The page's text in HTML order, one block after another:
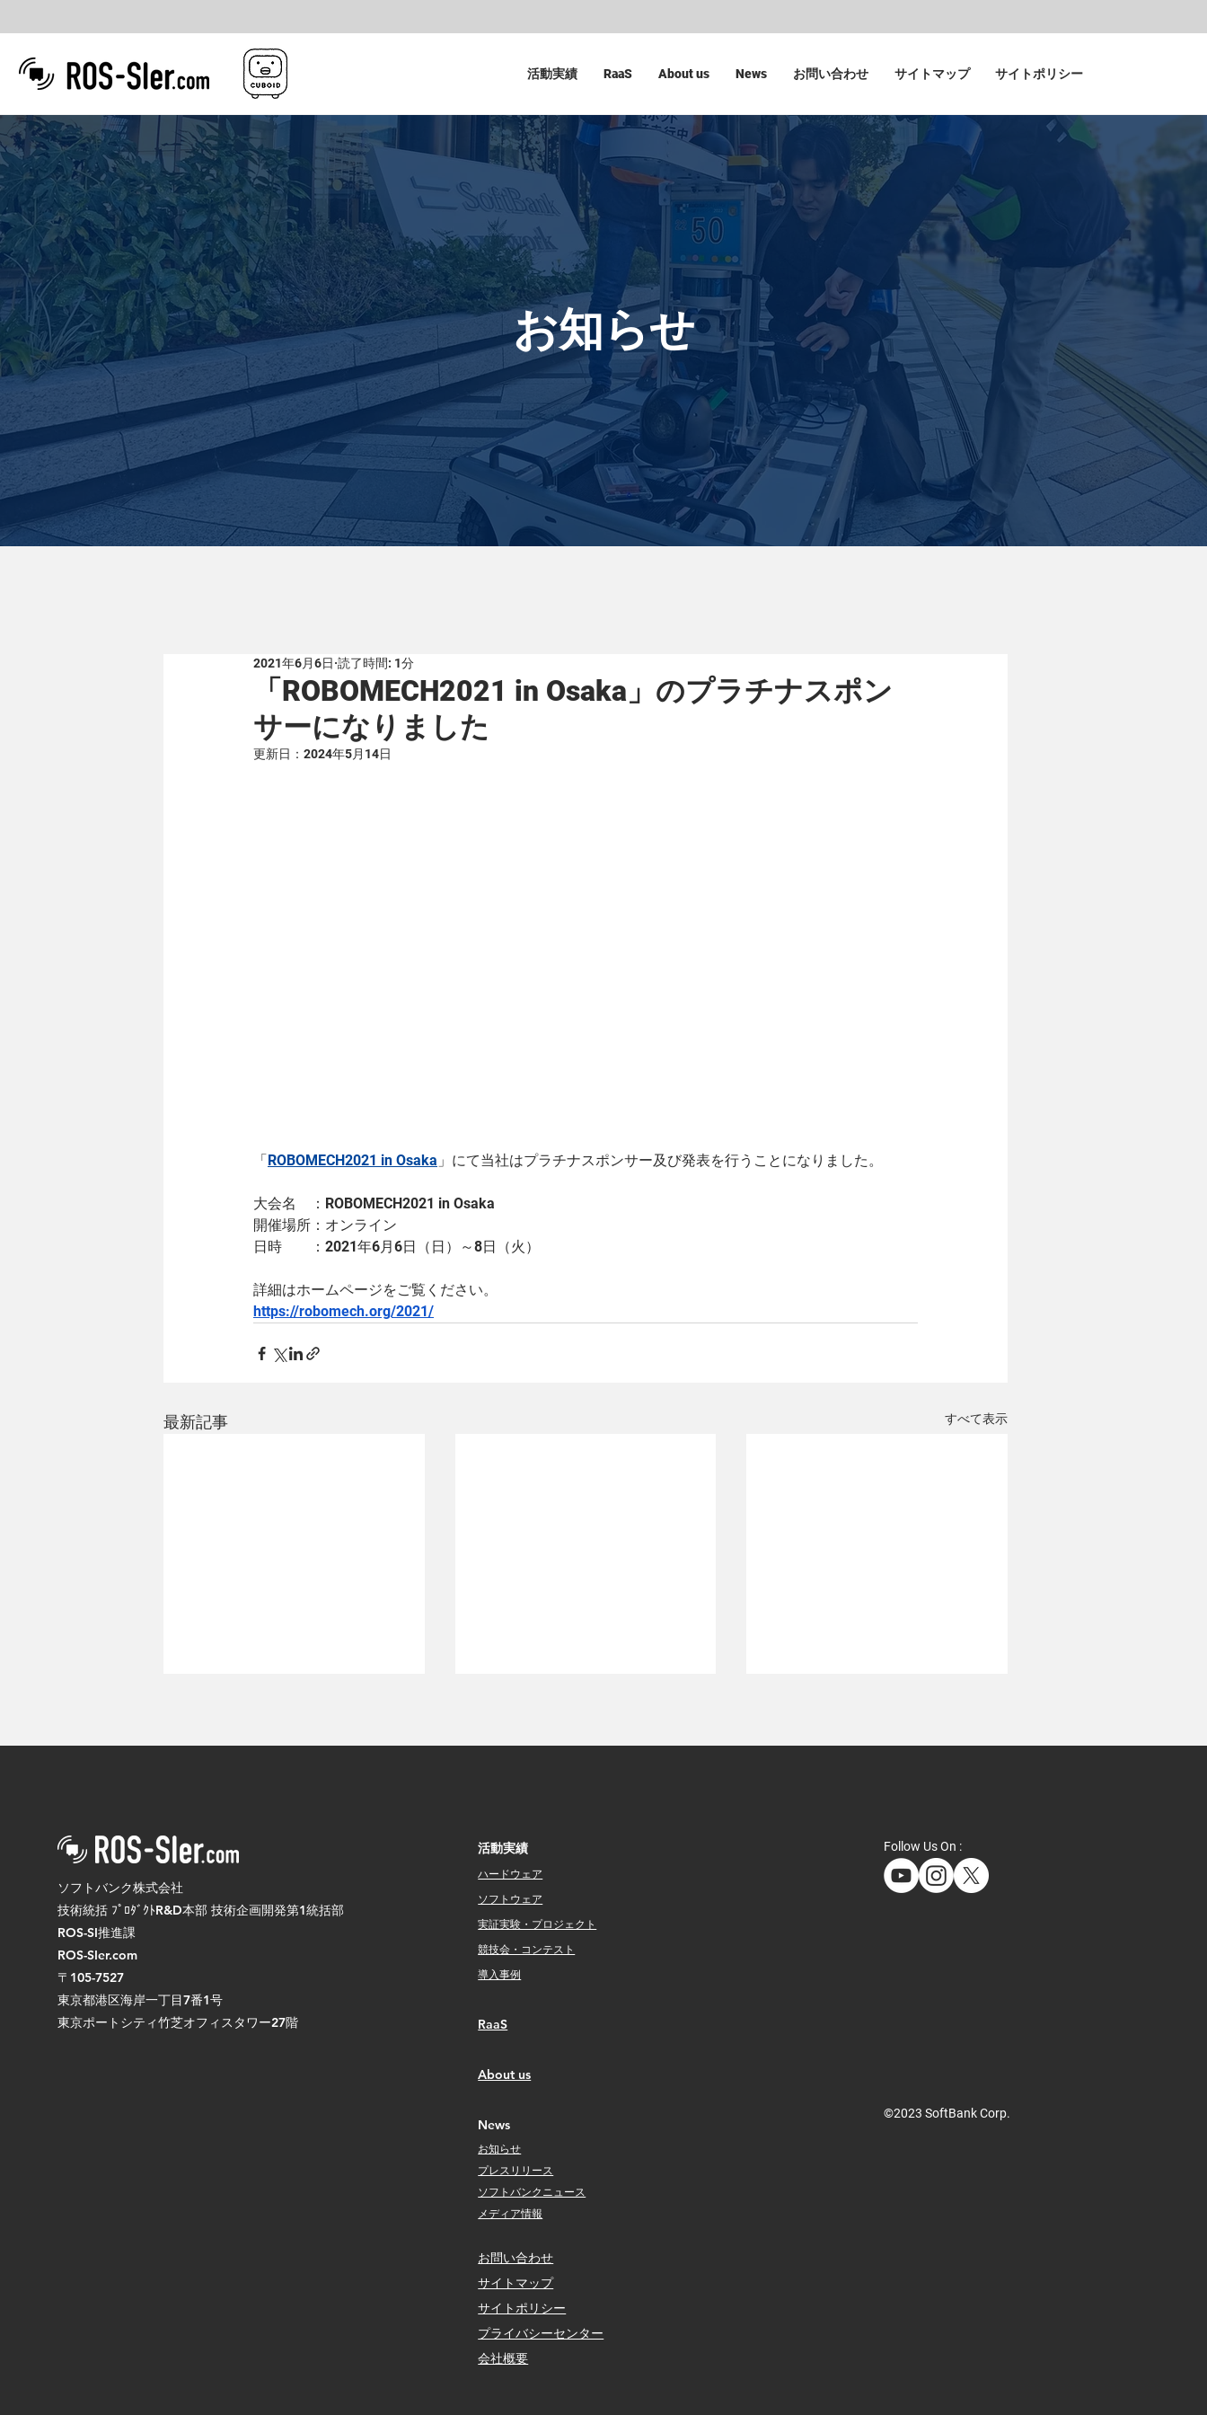
活動実績 RaaS About us News お問い合わせ サイトマップ サイトポリシー
​お知らせ
「ROBOMECH2021 in Osaka」のプラチナスポン
サーになりました
2021年6月6日 読了時間: 1分
更新日： 2024年5月14日
「ROBOMECH2021 in Osaka 」にて当社はプラチナスポンサー及び発表を行うことになりました。
大会名　：ROBOMECH2021 in Osaka
開催場所：オンライン
日時　　：2021年6月6日（日）～8日（火）
詳細はホームページをご覧ください。
https://robomech.org/2021/
最新記事 すべて表示
「第44回 日本ロボット学会学
「ROSCon JP 2026」のシル
バースポンサーになりました
「第43回 日本ロボット学会学
術講演会（RSJ2025）」のゴ
ールドスポンサーになりまし
ソフトバンク株式会社
技術統括 ﾌﾟﾛﾀﾞｸﾄR&D本部 技術企画開発第1統括部
ROS-SI推進課
ROS-SIer.com
〒105-7527
東京都港区海岸一丁目7番1号
東京ポートシティ竹芝オフィスタワー27階
活動実績
ハードウェア
ソフトウェア
実証実験・プロジェクト
​競技会・コンテスト
導入事例
RaaS
​About us
​News
お知らせ
プレスリリース
ソフトバンクニュース
メディア情報
お問い合わせ
サイトマップ
サイトポリシー
​プライバシーセンター
会社概要
Follow Us On :
©2023 SoftBank Corp.